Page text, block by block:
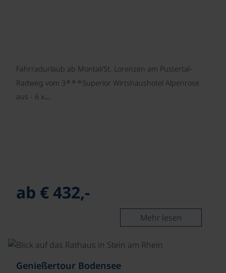
Fahrradurlaub ab Montal/St. Lorenzen am Pustertal-
Radweg vom 3☼☼☼Superior Wirtshaushotel Alpenrose
aus - 6 x…
ab € 432,-
Mehr lesen
Genießertour Bodensee